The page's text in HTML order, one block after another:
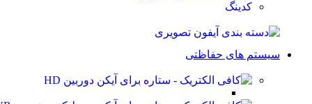
کدینگ
سیستم های حفاظتی
دوربین HD